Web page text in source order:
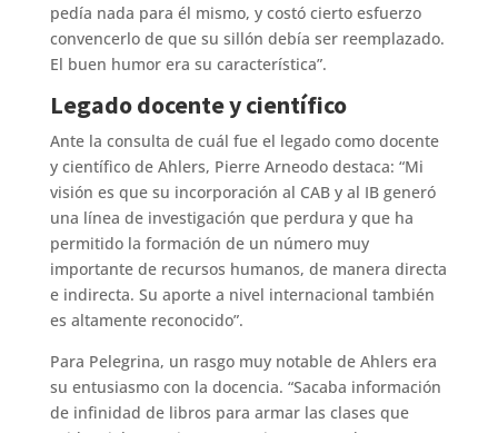
pedía nada para él mismo, y costó cierto esfuerzo
convencerlo de que su sillón debía ser reemplazado.
El buen humor era su característica”.
Legado docente y científico
Ante la consulta de cuál fue el legado como docente
y científico de Ahlers, Pierre Arneodo destaca: “Mi
visión es que su incorporación al CAB y al IB generó
una línea de investigación que perdura y que ha
permitido la formación de un número muy
importante de recursos humanos, de manera directa
e indirecta. Su aporte a nivel internacional también
es altamente reconocido”.
Para Pelegrina, un rasgo muy notable de Ahlers era
su entusiasmo con la docencia. “Sacaba información
de infinidad de libros para armar las clases que